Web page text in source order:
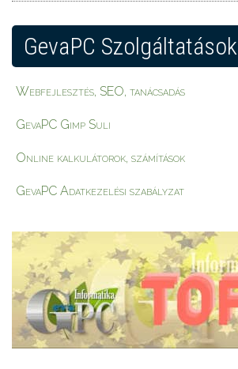
GevaPC Szolgáltatások
Webfejlesztés, SEO, tanácsadás
GevaPC Gimp Suli
Online kalkulátorok, számítások
GevaPC Adatkezelési szabályzat